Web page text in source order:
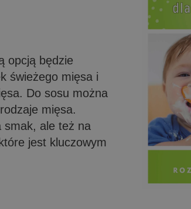
opcją będzie
świeżego mięsa i
Do sosu można
mięsa.
smak, ale też na
jest kluczowym